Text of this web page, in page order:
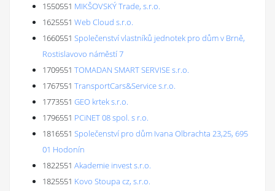
1550551 MIKŠOVSKÝ Trade, s.r.o.
1625551 Web Cloud s.r.o.
1660551 Společenství vlastníků jednotek pro dům v Brně,
Rostislavovo náměstí 7
1709551 TOMADAN SMART SERVISE s.r.o.
1767551 TransportCars&Service s.r.o.
1773551 GEO krtek s.r.o.
1796551 PCiNET 08 spol. s r.o.
1816551 Společenství pro dům Ivana Olbrachta 23,25, 695
01 Hodonín
1822551 Akademie invest s.r.o.
1825551 Kovo Stoupa cz, s.r.o.